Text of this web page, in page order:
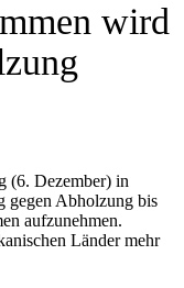
wird
(6. Dezember) in
gegen Abholzung bis
aufzunehmen.
Länder mehr